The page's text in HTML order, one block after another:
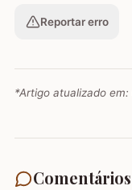
Reportar erro
*Artigo atualizado em:
Comentários